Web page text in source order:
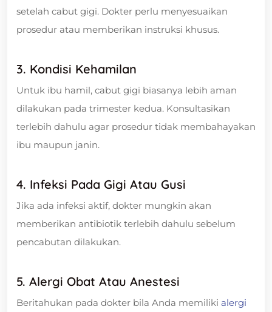
setelah cabut gigi. Dokter perlu menyesuaikan
prosedur atau memberikan instruksi khusus.
3. Kondisi Kehamilan
Untuk ibu hamil, cabut gigi biasanya lebih aman
dilakukan pada trimester kedua. Konsultasikan
terlebih dahulu agar prosedur tidak membahayakan
ibu maupun janin.
4. Infeksi Pada Gigi Atau Gusi
Jika ada infeksi aktif, dokter mungkin akan
memberikan antibiotik terlebih dahulu sebelum
pencabutan dilakukan.
5. Alergi Obat Atau Anestesi
Beritahukan pada dokter bila Anda memiliki alergi